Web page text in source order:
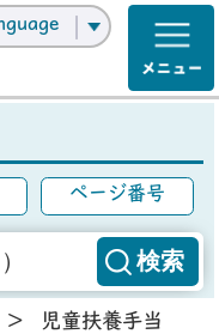
ページ番号
> 児童扶養手当